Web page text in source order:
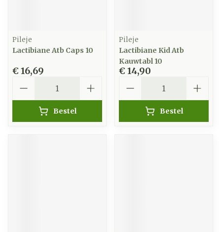
Pileje
Lactibiane Atb Caps 10
€ 16,69
Bestel
Pileje
Lactibiane Kid Atb
Kauwtabl 10
€ 14,90
Bestel